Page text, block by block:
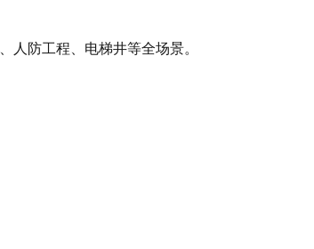
人防工程、电梯井等全场景。